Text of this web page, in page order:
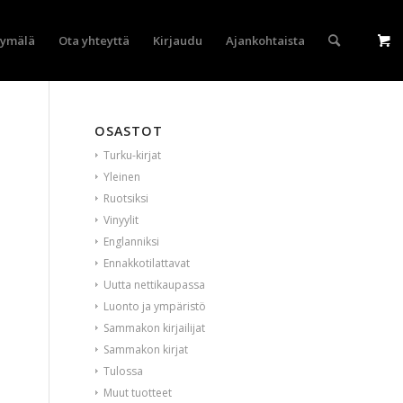
Ota yhteyttä Kirjaudu Ajankohtaista
OSASTOT
Turku-kirjat
Yleinen
Ruotsiksi
Vinyylit
Englanniksi
Ennakkotilattavat
Uutta nettikaupassa
Luonto ja ympäristö
Sammakon kirjailijat
Sammakon kirjat
Tulossa
Muut tuotteet